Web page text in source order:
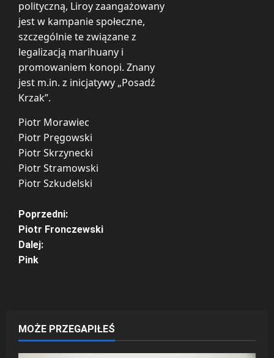
polityczną, Liroy zaangażowany
jest w kampanie społeczne,
szczególnie te związane z
legalizacją marihuany i
promowaniem konopi. Znany
jest m.in. z inicjatywy „Posadź
Krzak”.
Piotr Morawiec
Piotr Pręgowski
Piotr Skrzynecki
Piotr Stramowski
Piotr Szkudelski
Z
o
b
c
z
Poprzedni:
Piotr Fronczewski
Dalej:
Pink
MOŻE PRZEGAPIŁEŚ